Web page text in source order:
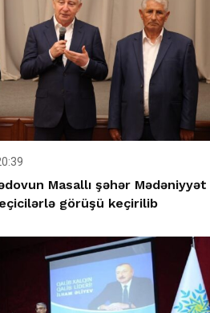
Masallı şəhər Mədəniyyət
görüşü keçirilib